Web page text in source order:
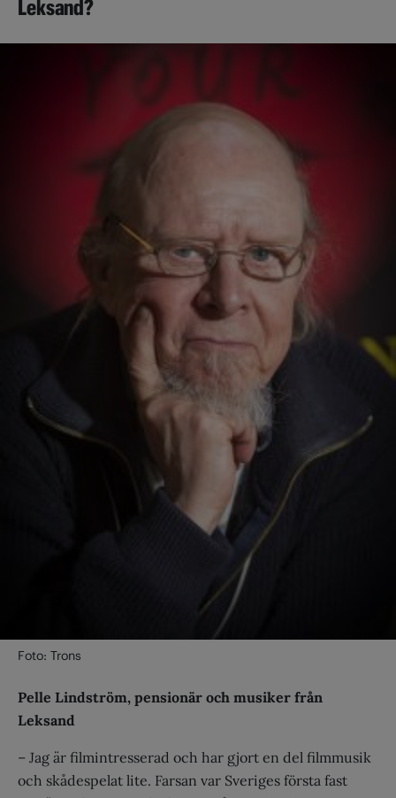
Leksand?
Foto: Trons
Pelle Lindström, pensionär och musiker från
Leksand
– Jag är filmintresserad och har gjort en del filmmusik
och skådespelat lite. Farsan var Sveriges första fast